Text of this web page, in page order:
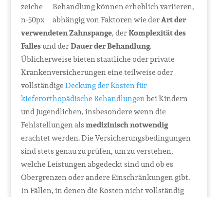
Behandlung können erheblich variieren,
abhängig von Faktoren wie derArt der
verwendeten Zahnspange, derKomplexität des
Fallesund derDauer der Behandlung.
Üblicherweise bieten staatliche oder private
Krankenversicherungen eine teilweise oder
vollständigeDeckung der Kosten für
kieferorthopädische Behandlungenbei Kindern
und Jugendlichen, insbesondere wenn die
Fehlstellungen alsmedizinisch notwendig
erachtet werden. Die Versicherungsbedingungen
sind stets genau zu prüfen, um zu verstehen,
welche Leistungen abgedeckt sind und ob es
Obergrenzen oder andere Einschränkungen gibt.
In Fällen, in denen die Kosten nicht vollständig